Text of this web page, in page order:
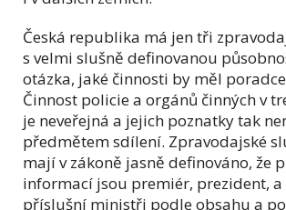
Česká republika má jen tři
s velmi slušně definovanou
otázka, jaké činnosti by měl
Činnost policie a orgánů činných v
je neveřejná a jejich poznatky tak
předmětem sdílení. Zpravodajské
mají v zákoně jasně definováno, že
informací jsou premiér, prezident,
příslušní ministři podle obsahu a